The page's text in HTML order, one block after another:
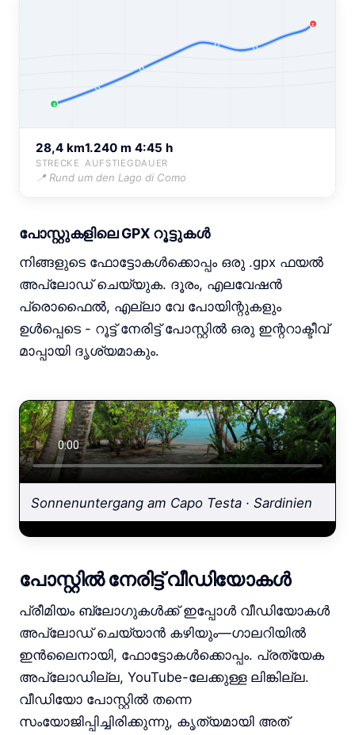
S
Z
28,4 km
STRECKE
1.240 m
AUFSTIEG
4:45 h
DAUER
📍 Rund um den Lago di Como
പോസ്റ്റുകളിലെ GPX റൂട്ടുകൾ
നിങ്ങളുടെ ഫോട്ടോകൾക്കൊപ്പം ഒരു .gpx ഫയൽ
അപ്‌ലോഡ് ചെയ്യുക. ദൂരം, എലവേഷൻ
പ്രൊഫൈൽ, എല്ലാ വേ പോയിന്റുകളും
ഉൾപ്പെടെ - റൂട്ട് നേരിട്ട് പോസ്റ്റിൽ ഒരു ഇന്ററാക്ടീവ്
മാപ്പായി ദൃശ്യമാകും.
Sonnenuntergang am Capo Testa · Sardinien
പോസ്റ്റിൽ നേരിട്ട് വീഡിയോകൾ
പ്രീമിയം ബ്ലോഗുകൾക്ക് ഇപ്പോൾ വീഡിയോകൾ
അപ്‌ലോഡ് ചെയ്യാൻ കഴിയും—ഗാലറിയിൽ
ഇൻലൈനായി, ഫോട്ടോകൾക്കൊപ്പം. പ്രത്യേക
അപ്‌ലോഡില്ല, YouTube-ലേക്കുള്ള ലിങ്കില്ല.
വീഡിയോ പോസ്റ്റിൽ തന്നെ
സംയോജിപ്പിച്ചിരിക്കുന്നു, കൃത്യമായി അത്